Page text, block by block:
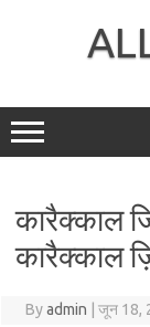
कारैक्काल
कारैक्काल
Byadmin जून 18,